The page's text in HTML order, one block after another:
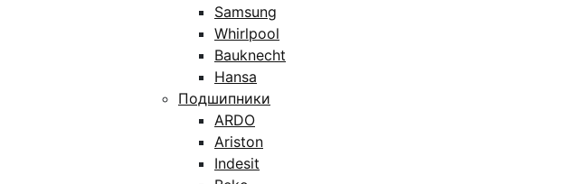
Samsung
Whirlpool
Bauknecht
Hansa
Подшипники
ARDO
Ariston
Indesit